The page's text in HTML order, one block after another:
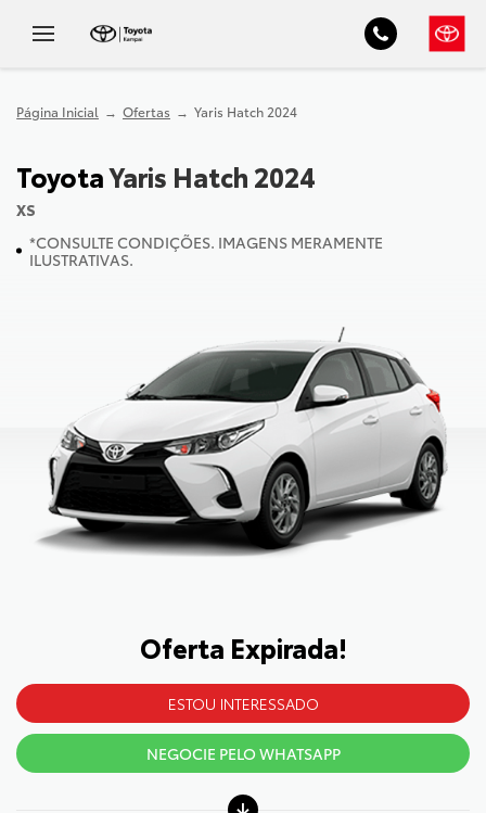
Página Inicial Ofertas Yaris Hatch 2024
ToyotaYaris Hatch 2024
XS
*CONSULTE CONDIÇÕES. IMAGENS MERAMENTE
ILUSTRATIVAS.
Oferta Expirada!
ESTOU INTERESSADO
NEGOCIE PELO WHATSAPP